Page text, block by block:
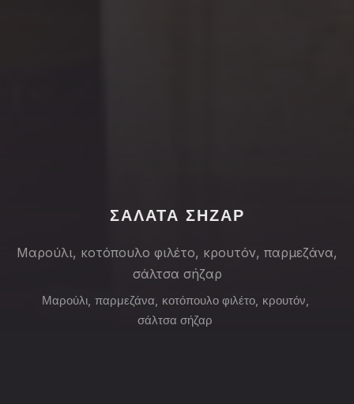
ΣΑΛΑΤΑ ΣΗΖΑΡ
Μαρούλι, κοτόπουλο φιλέτο, κρουτόν, παρμεζάνα,
σάλτσα σήζαρ
Μαρούλι, παρμεζάνα κοτόπουλο φιλέτο, κρουτόν
σάλτσα σήζαρ